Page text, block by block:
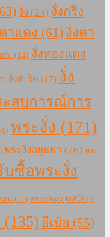
งั่ง (24) งั่งกริ่ง
าแดง (61) งั่งตา
สม (14) งั่งทองแดง
งั่งสำริด (17) งั่ง
ะสบการณ์การ
(8) พระงั่ง (171)
พระงั่งอยุธยา (26) พระ
บซื้อพระงั่ง
มุน (11) หลวงปู่หมุน ฐิตสีโล (8)
(135) อีเป๋อ (55)